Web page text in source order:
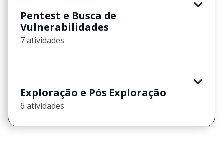
Pentest e Busca de
Vulnerabilidades
7 atividades
Exploração e Pós Exploração
6 atividades